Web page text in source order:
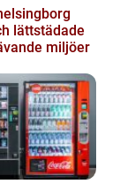
lättstädade
miljöer